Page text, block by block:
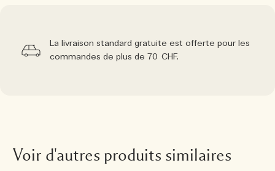
La livraison standard gratuite est offerte pour les
commandes de plus de 70 CHF.
Voir d'autres produits similaires